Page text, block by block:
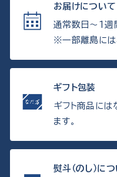
お届けについて
通常数日〜1週
※一部離島には
ギフト包装
ギフト商品には
ます。
熨斗（のし）に